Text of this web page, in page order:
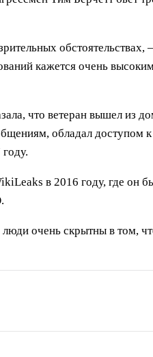
кажется очень
что ветеран вышел из
обладал доступом
в 2016 году, где
очень скрытны в том,